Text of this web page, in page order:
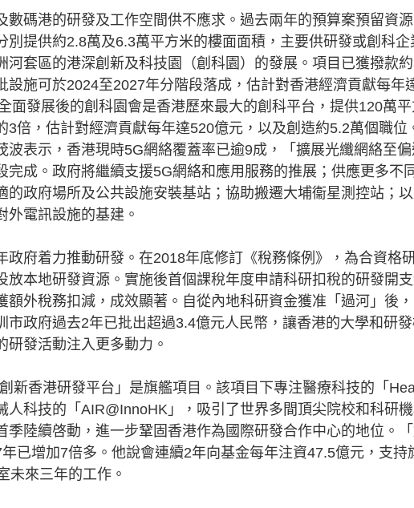
數碼港的研發及工作空間供不應求。過去兩年的預算案預留資
別提供約2.8萬及6.3萬平方米的樓面面積，主要供研發或創科企
河套區的港深創新及科技園（創科園）的發展。項目已獲撥款
設施可於2024至2027年分階段落成，估計對香港經濟貢獻每年
面發展後的創科園會是香港歷來最大的創科平台，提供120萬
3倍，估計對經濟貢獻每年達520億元，以及創造約5.2萬個職位
波表示，香港現時5G網絡覆蓋率已逾9成，「擴展光纖網絡至
完成。政府將繼續支援5G網絡和應用服務的推展；供應更多不
的政府場所及公共設施安裝基站；協助搬遷大埔衞星測控站；
外電訊設施的基建。
政府着力推動研發。在2018年底修訂《稅務條例》，為合資格
放本地研發資源。實施後首個課稅年度申請科研扣稅的研發開
額外稅務扣減，成效顯著。自從內地科研資金獲准「過河」後
市政府過去2年已批出超過3.4億元人民幣，讓香港的大學和研
研發活動注入更多動力。
新香港研發平台」是旗艦項目。該項目下專注醫療科技的「
人科技的「AIR@InnoHK」，吸引了世界多間頂尖院校和科研
季陸續啓動，進一步鞏固香港作為國際研發合作中心的地位。
已增加7倍多。他說會連續2年向基金每年注資47.5億元，支持
未來三年的工作。